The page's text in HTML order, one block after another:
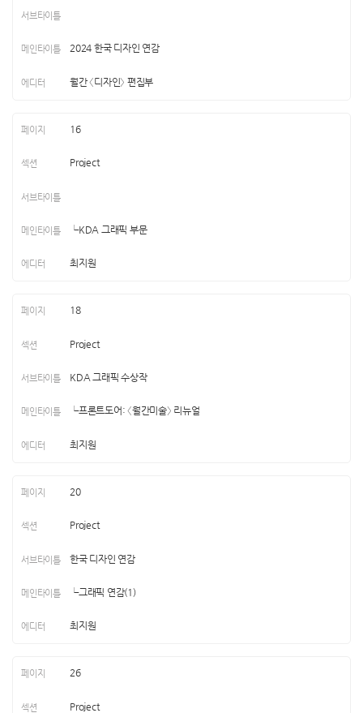
2024 한국 디자인 연감
월간 〈디자인〉 편집부
16
Project
└KDA 그래픽 부문
최지원
18
Project
KDA 그래픽 수상작
└프론트도어: 〈월간미술〉 리뉴얼
최지원
20
Project
한국 디자인 연감
└그래픽 연감(1)
최지원
26
Project